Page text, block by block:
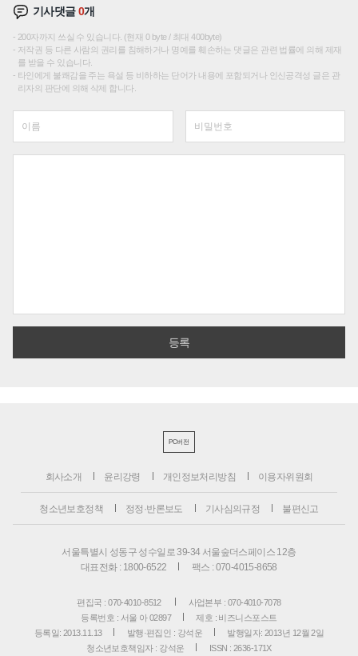
기사댓글0개
200자까지 쓰실 수 있습니다. (현재 0 byte / 최대 400byte)
저작권 등 다른 사람의 권리를 침해하거나 명예를 훼손하는 댓글은 관련 법률에 의해 제재
를 받을 수 있습니다.
타인에게 불쾌감을 주는 욕설 등 비하하는 단어가 내용에 포함되거나 인신공격성 글은 관
리자의 판단에 의해 삭제 합니다.
PC버전
회사소개 윤리강령 개인정보처리방침 이용자위원회
청소년보호정책 정정·반론보도 기사심의규정 불편신고
서울특별시 성동구 성수일로 39-34 서울숲더스페이스 12층
대표전화 : 1800-6522
팩스 : 070-4015-8658
편집국 : 070-4010-8512
사업본부 : 070-4010-7078
등록번호 : 서울 아 02897
제호 : 비즈니스포스트
등록일: 2013.11.13
발행·편집인 : 강석운
발행일자: 2013년 12월 2일
청소년보호책임자 : 강석운
ISSN : 2636-171X